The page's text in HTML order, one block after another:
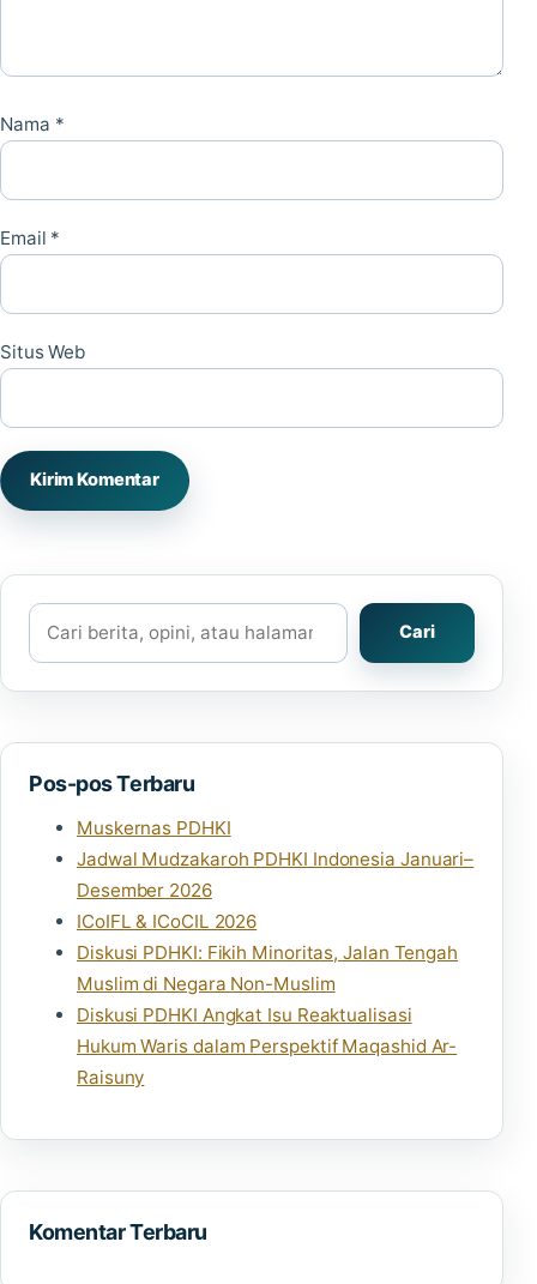
Nama *
Email *
Situs Web
Cari
Cari
Pos-pos Terbaru
Muskernas PDHKI
Jadwal Mudzakaroh PDHKI Indonesia Januari–
Desember 2026
ICoIFL & ICoCIL 2026
Diskusi PDHKI: Fikih Minoritas, Jalan Tengah
Muslim di Negara Non-Muslim
Diskusi PDHKI Angkat Isu Reaktualisasi
Hukum Waris dalam Perspektif Maqashid Ar-
Raisuny
Komentar Terbaru